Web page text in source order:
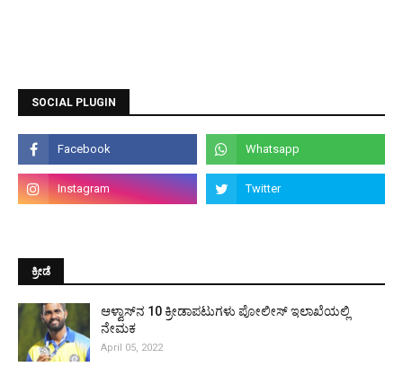
SOCIAL PLUGIN
ಕ್ರೀಡೆ
ಆಳ್ವಾಸ್‌ನ 10 ಕ್ರೀಡಾಪಟುಗಳು ಪೋಲೀಸ್ ಇಲಾಖೆಯಲ್ಲಿ
ನೇಮಕ
April 05, 2022